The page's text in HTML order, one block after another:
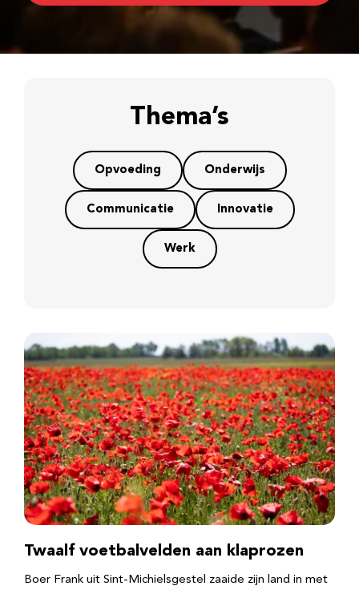
Thema’s
Opvoeding Onderwijs
Communicatie Innovatie
Werk
Twaalf voetbalvelden aan klaprozen
Boer Frank uit Sint-Michielsgestel zaaide zijn land in met